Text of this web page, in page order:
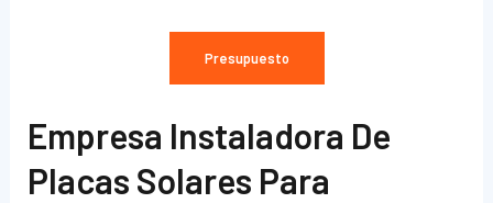
Presupuesto
Empresa Instaladora De
Placas Solares Para